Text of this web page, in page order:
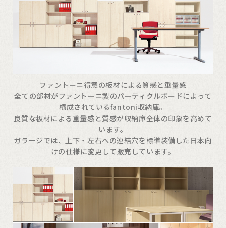
ファントーニ得意の板材による質感と重量感
全ての部材がファントーニ製のパーティクルボードによって
構成されているfantoni収納庫。
良質な板材による重量感と質感が収納庫全体の印象を高めて
います。
ガラージでは、上下・左右への連結穴を標準装備した日本向
けの仕様に変更して販売しています。